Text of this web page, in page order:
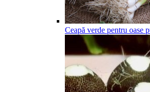
Ceapă verde pentru oase